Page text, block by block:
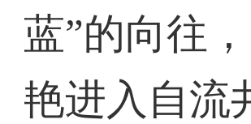
蓝”的向往
艳进入自流